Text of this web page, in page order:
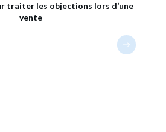
traiter les objections lors d’une
vente